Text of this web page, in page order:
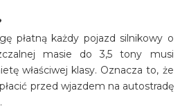
płatną każdy pojazd silnikowy o
masie do 3,5 tony musi
właściwej klasy. Oznacza to, że
przed wjazdem na autostradę